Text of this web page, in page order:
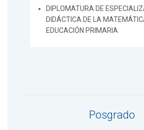
DIPLOMATURA DE
DIDÁCTICA DE LA
EDUCACIÓN PRIMARIA
Posgrado